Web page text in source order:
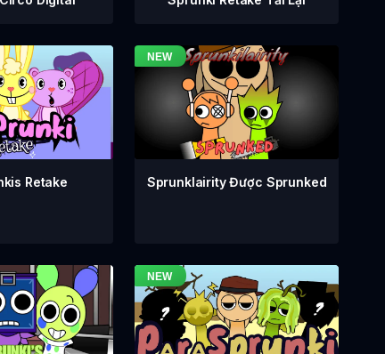
Retake Sprunklairity Được Sprunked